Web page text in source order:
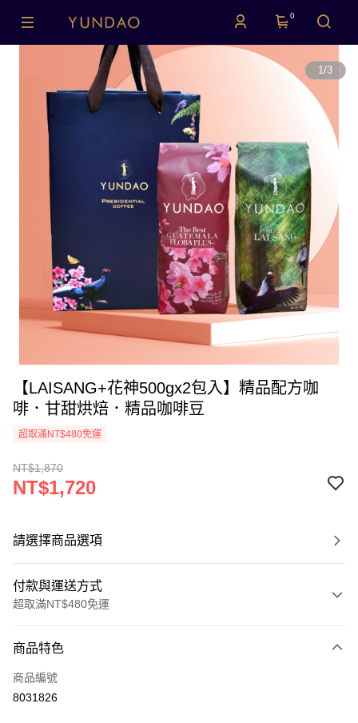
0
1/3
【LAISANG+花神500gx2包入】精品配方咖
啡．甘甜烘焙．精品咖啡豆
超取滿NT$480免運
NT$1,870
NT$1,720
請選擇商品選項
付款與運送方式
超取滿NT$480免運
信用卡一次付款
信用卡分期付款
商品特色
商品編號
8031826